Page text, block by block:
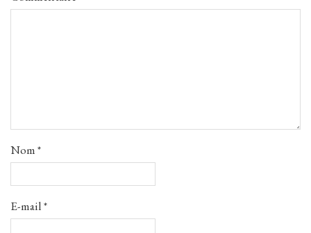
Nom*
E-mail*